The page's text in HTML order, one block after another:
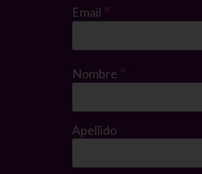
Email *
Nombre *
Apellido